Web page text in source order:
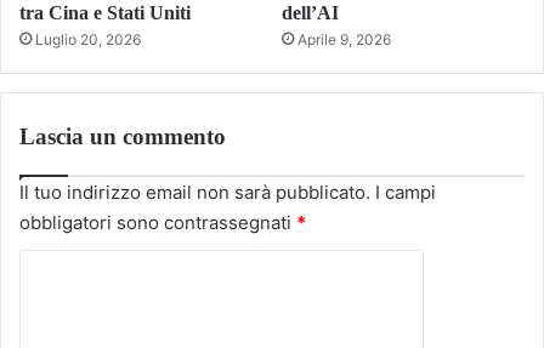
tra Cina e Stati Uniti
Luglio 20, 2026
dell’AI
Aprile 9, 2026
Lascia un commento
Il tuo indirizzo email non sarà pubblicato. I campi
obbligatori sono contrassegnati *